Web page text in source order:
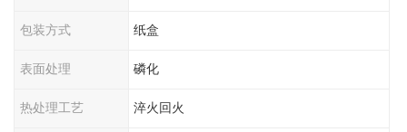
包装方式 纸盒
表面处理 磷化
热处理工艺 淬火回火